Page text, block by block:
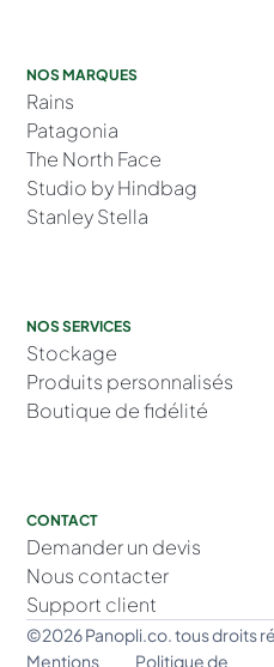
NOS MARQUES
Rains
Patagonia
The North Face
Studio by Hindbag
Stanley Stella
NOS SERVICES
Stockage
Produits personnalisés
Boutique de fidélité
CONTACT
Demander un devis
Nous contacter
Support client
©2026 Panopli.co. tous droits
Mentions
Politique de